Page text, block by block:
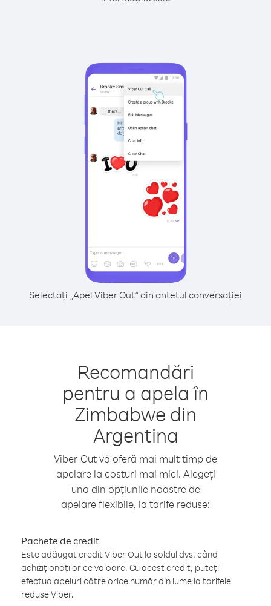
Selectați „Apel Viber Out” din antetul conversației
Recomandări
pentru a apela în
Zimbabwe din
Argentina
Viber Out vă oferă mai mult timp de
apelare la costuri mai mici. Alegeți
una din opțiunile noastre de
apelare flexibile, la tarife reduse:
Pachete de credit
Este adăugat credit Viber Out la soldul dvs. când
achiziționați orice valoare. Cu acest credit, puteți
efectua apeluri către orice număr din lume la tarifele
reduse Viber.